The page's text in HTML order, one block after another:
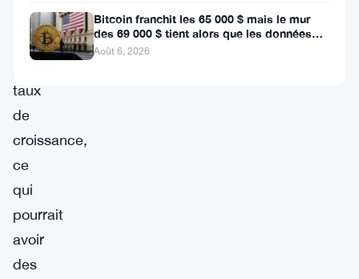
dramatique
leurs
taux
de
croissance,
ce
qui
pourrait
avoir
des
Bitcoin franchit les 65 000 $ mais le mur
des 69 000 $ tient alors que les données
sur l’emploi se profilent
Août 6, 2026